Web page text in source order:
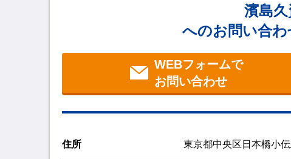
濱島
へのお問い合
WEBフォームで
お問い合わせ
住所 東京都中央区日本橋小